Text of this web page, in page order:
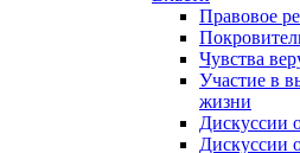
Правовое
Чувства
Участие в
жизни
Дискуссии
Дискуссии